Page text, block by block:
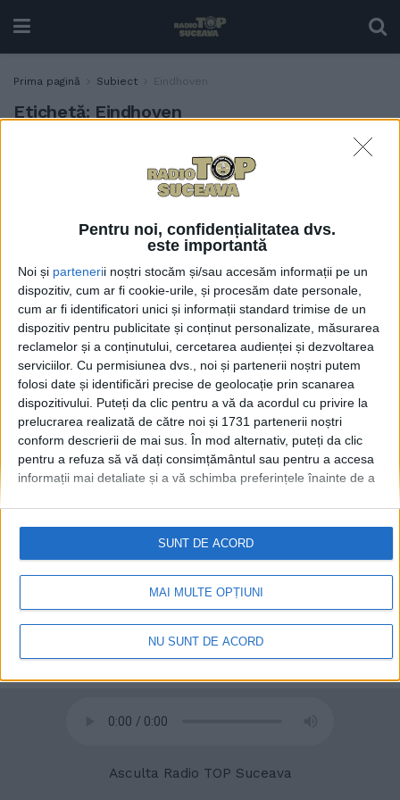
Pentru noi, confidențialitatea dvs.
este importantă
Noi și partenerii noștri stocăm și/sau accesăm informații pe un
dispozitiv, cum ar fi cookie-urile, și procesăm date personale,
cum ar fi identificatori unici și informații standard trimise de un
dispozitiv pentru publicitate și conținut personalizate, măsurarea
reclamelor și a conținutului, cercetarea audienței și dezvoltarea
serviciilor. Cu permisiunea dvs., noi și partenerii noștri putem
folosi date și identificări precise de geolocație prin scanarea
dispozitivului. Puteți da clic pentru a vă da acordul cu privire la
prelucrarea realizată de către noi și 1731 partenerii noștri
conform descrierii de mai sus. În mod alternativ, puteți da clic
pentru a refuza să vă dați consimțământul sau pentru a accesa
informații mai detaliate și a vă schimba preferințele înainte de a
retrageți consimțământul în orice moment, revenind la acest site
și făcând clic pe butonul "Confidențialitate" din partea de jos a
paginii web.
MAI MULTE OPȚIUNI
NU SUNT DE ACORD
SUNT DE ACORD
Prima pagină Subiect Eindhoven
Etichetă: Eindhoven
Wizz Air mută două
aeronave pe aeroportul din
Suceava, iar din decembrie
Bruxelles, Veneția, Larnaca
și Eindhoven
17 AUGUST, 2022
Asculta Radio TOP Suceava